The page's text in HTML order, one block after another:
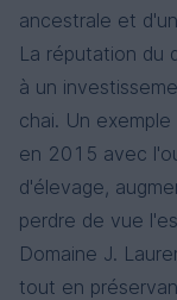
ancestrale et
La réputation du
à un
chai. Un
en 2015 avec
d'élevage,
perdre de vue
Domaine J.
tout en